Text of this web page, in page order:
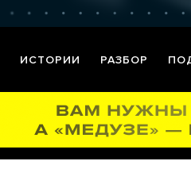
ИСТОРИИ РАЗБОР